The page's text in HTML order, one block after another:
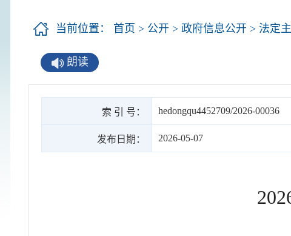
当前位置： 首页 > 公开 > 政府信息公开 > 法定
朗读
索 引 号： hedongqu4452709/2026-00036
发布日期： 2026-05-07